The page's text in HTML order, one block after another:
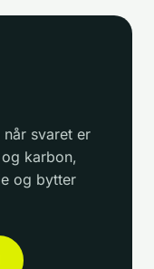
svaret er
karbon,
og bytter